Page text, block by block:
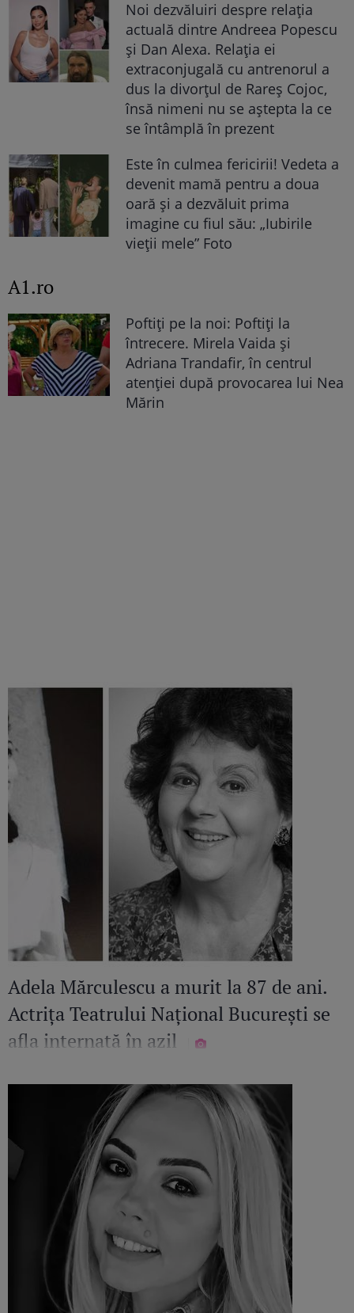
Noi dezvăluiri despre relația
actuală dintre Andreea Popescu
și Dan Alexa. Relația ei
extraconjugală cu antrenorul a
dus la divorțul de Rareș Cojoc,
însă nimeni nu se aștepta la ce
se întâmplă în prezent
Este în culmea fericirii! Vedeta a
devenit mamă pentru a doua
oară și a dezvăluit prima
imagine cu fiul său: „Iubirile
vieții mele” Foto
A1.ro
Poftiți pe la noi: Poftiți la
întrecere. Mirela Vaida și
Adriana Trandafir, în centrul
atenției după provocarea lui Nea
Mărin
Adela Mărculescu a murit la 87 de ani.
Actrița Teatrului Național București se
afla internată în azil